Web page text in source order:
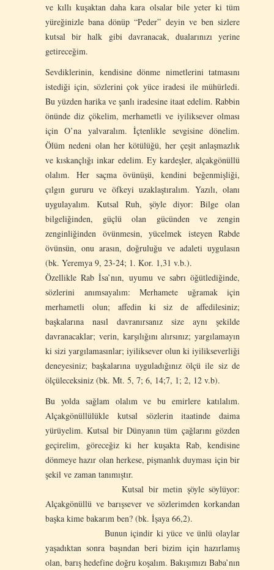
ve kıllı kuşaktan daha kara olsalar bile yeter ki tüm
yüreğinizle bana dönüp “Peder” deyin ve ben sizlere
kutsal bir halk gibi davranacak, dualarınızı yerine
getireceğim.
Sevdiklerinin, kendisine dönme nimetlerini tatmasını
istediği için, sözlerini çok yüce iradesi ile mühürledi.
Bu yüzden harika ve şanlı iradesine itaat edelim. Rabbin
önünde diz çökelim, merhametli ve iyiliksever olması
için O’na yalvaralım. İçtenlikle sevgisine dönelim.
Ölüm nedeni olan her kötülüğü, her çeşit anlaşmazlık
ve kıskançlığı inkar edelim. Ey kardeşler, alçakgönüllü
olalım. Her saçma övünüşü, kendini beğenmişliği,
çılgın gururu ve öfkeyi uzaklaştıralım. Yazılı, olanı
uygulayalım. Kutsal Ruh, şöyle diyor: Bilge olan
bilgeliğinden, güçlü olan gücünden ve zengin
zenginliğinden övünmesin, yücelmek isteyen Rabde
övünsün, onu arasın, doğruluğu ve adaleti uygulasın
(bk. Yeremya 9, 23-24; 1. Kor. 1,31 v.b.).
Özellikle Rab İsa’nın, uyumu ve sabrı öğütlediğinde,
sözlerini anımsayalım: Merhamete uğramak için
merhametli olun; affedin ki siz de affedilesiniz;
başkalarına nasıl davranırsanız size aynı şekilde
davranacaklar; verin, karşılığını alırsınız; yargılamayın
ki sizi yargılamasınlar; iyiliksever olun ki iyilikseverliği
deneyesiniz; başkalarına uyguladığınız ölçü ile siz de
ölçüleceksiniz (bk. Mt. 5, 7; 6, 14;7, 1; 2, 12 v.b).
Bu yolda sağlam olalım ve bu emirlere katılalım.
Alçakgönüllülükle kutsal sözlerin itaatinde daima
yürüyelim. Kutsal bir Dünyanın tüm çağlarını gözden
geçirelim, göreceğiz ki her kuşakta Rab, kendisine
dönmeye hazır olan herkese, pişmanlık duyması için bir
şekil ve zaman tanımıştır.
Kutsal bir metin şöyle söylüyor:
Alçakgönüllü ve barışsever ve sözlerimden korkandan
başka kime bakarım ben? (bk. İşaya 66,2).
Bunun içindir ki yüce ve ünlü olaylar
yaşadıktan sonra başından beri bizim için hazırlamış
olan, barış hedefine doğru koşalım. Bakışımızı Baba’nın